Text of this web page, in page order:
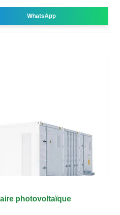
WhatsApp
photovoltaïque